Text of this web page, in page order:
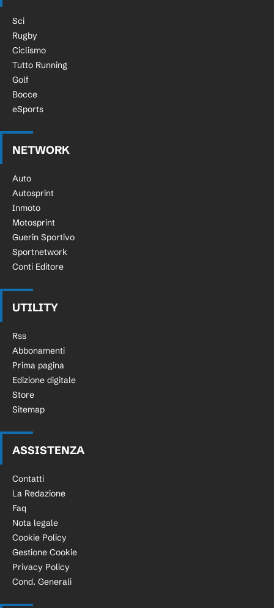
Sci
Rugby
Ciclismo
Tutto Running
Golf
Bocce
eSports
NETWORK
Auto
Autosprint
Inmoto
Motosprint
Guerin Sportivo
Sportnetwork
Conti Editore
UTILITY
Rss
Abbonamenti
Prima pagina
Edizione digitale
Store
Sitemap
ASSISTENZA
Contatti
La Redazione
Faq
Nota legale
Cookie Policy
Gestione Cookie
Privacy Policy
Cond. Generali